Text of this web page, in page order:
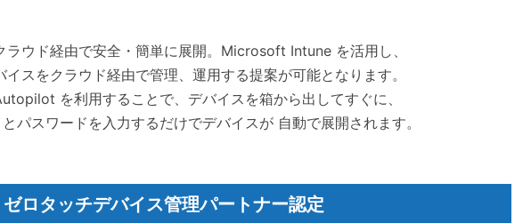
ラウド経由で安全・簡単に展開。Microsoft Intune を活用し、
イスをクラウド経由で管理、運用する提案が可能となります。
を利用することで、デバイスを箱から出してすぐに、
パスワードを入力するだけでデバイスが 自動で展開されます。
ゼロタッチデバイス管理パートナー認定